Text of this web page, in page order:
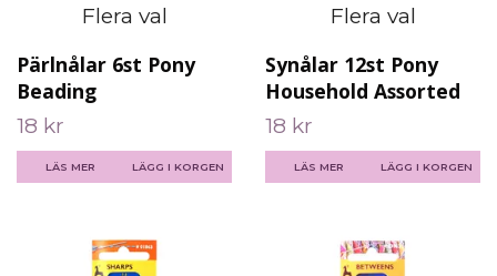
Flera val
Pärlnålar 6st Pony
Beading
18 kr
LÄS MER LÄGG I KORGEN
Flera val
Synålar 12st Pony
Household Assorted
18 kr
LÄS MER LÄGG I KORGEN